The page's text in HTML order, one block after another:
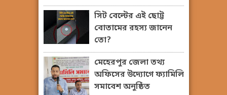
সিট বেল্টের এই ছোট্ট
বোতামের রহস্য জানেন
তো?
মেহেরপুর জেলা তথ্য
অফিসের উদ্যোগে ফ্যামিলি
সমাবেশ অনুষ্ঠিত